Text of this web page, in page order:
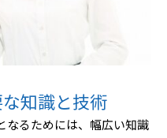
知識と技術
なるためには、幅広い知識